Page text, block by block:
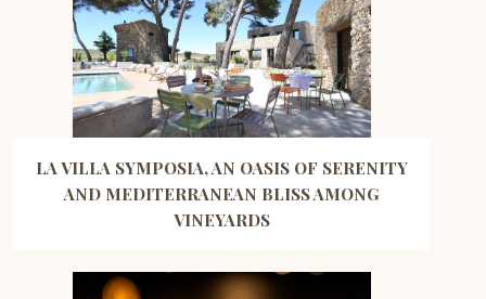
LA VILLA SYMPOSIA, AN OASIS OF SERENITY
AND MEDITERRANEAN BLISS AMONG
VINEYARDS